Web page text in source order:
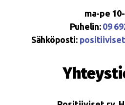
ma-pe
Puhelin: 09
Sähköposti: